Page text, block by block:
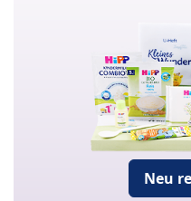
Neu